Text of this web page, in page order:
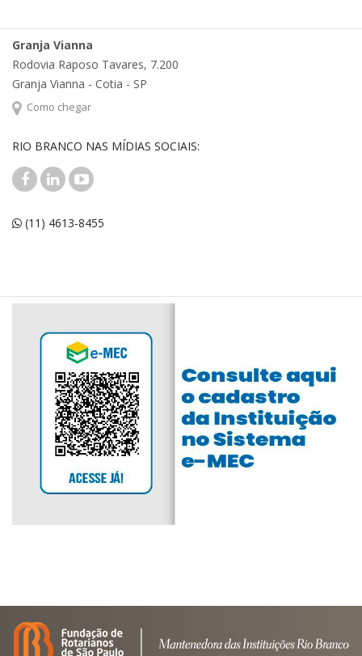
Granja Vianna
Rodovia Raposo Tavares, 7.200
Granja Vianna - Cotia - SP
Como chegar
RIO BRANCO NAS MÍDIAS SOCIAIS:
(11) 4613-8455